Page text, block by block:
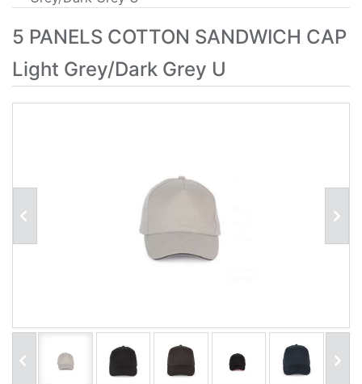
5 PANELS COTTON SANDWICH CAP
Light Grey/Dark Grey U